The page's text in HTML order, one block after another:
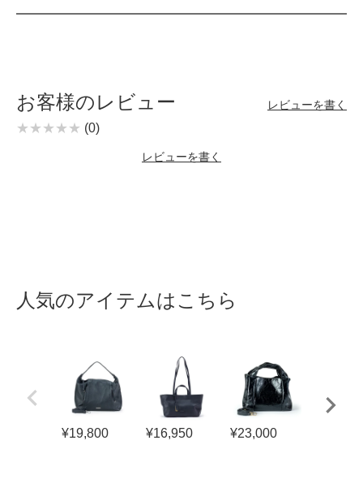
お客様のレビュー レビューを書く
(0)
レビューを書く
人気のアイテムはこちら
¥19,800 ¥16,950 ¥23,000